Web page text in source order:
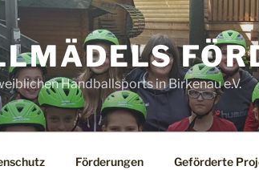
Handballsports in Birkenau e.V.
Förderungen Geförderte